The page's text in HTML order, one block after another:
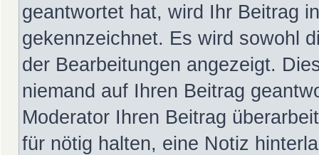
geantwortet hat, wird Ihr Beitrag
gekennzeichnet. Es wird sowohl
der Bearbeitungen angezeigt.
niemand auf Ihren Beitrag
Moderator Ihren Beitrag
für nötig halten, eine Notiz